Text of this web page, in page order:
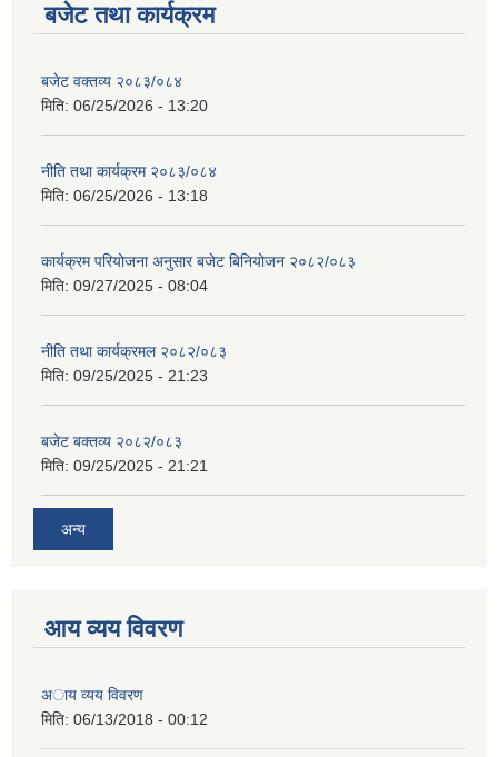
बजेट तथा कार्यक्रम
बजेट वक्तव्य २०८३/०८४
मिति: 06/25/2026 - 13:20
नीति तथा कार्यक्रम २०८३/०८४
मिति: 06/25/2026 - 13:18
कार्यक्रम परियोजना अनुसार बजेट बिनियोजन २०८२/०८३
मिति: 09/27/2025 - 08:04
नीति तथा कार्यक्रमल २०८२/०८३
मिति: 09/25/2025 - 21:23
बजेट बक्तव्य २०८२/०८३
मिति: 09/25/2025 - 21:21
अन्य
आय व्यय विवरण
अाय व्यय विवरण
मिति: 06/13/2018 - 00:12